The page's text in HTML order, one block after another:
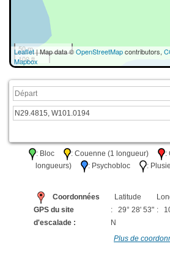
50 m
100 ft
Leaflet| Map data ©OpenStreetMapcontributors,
Mapbox
: Bloc : Couenne (1 longueur)
:
longueurs)
: Psychobloc :
Coordonnées
GPS du site
d'escalade :
Latitude
: 29° 28' 53"
N
:
Plus de